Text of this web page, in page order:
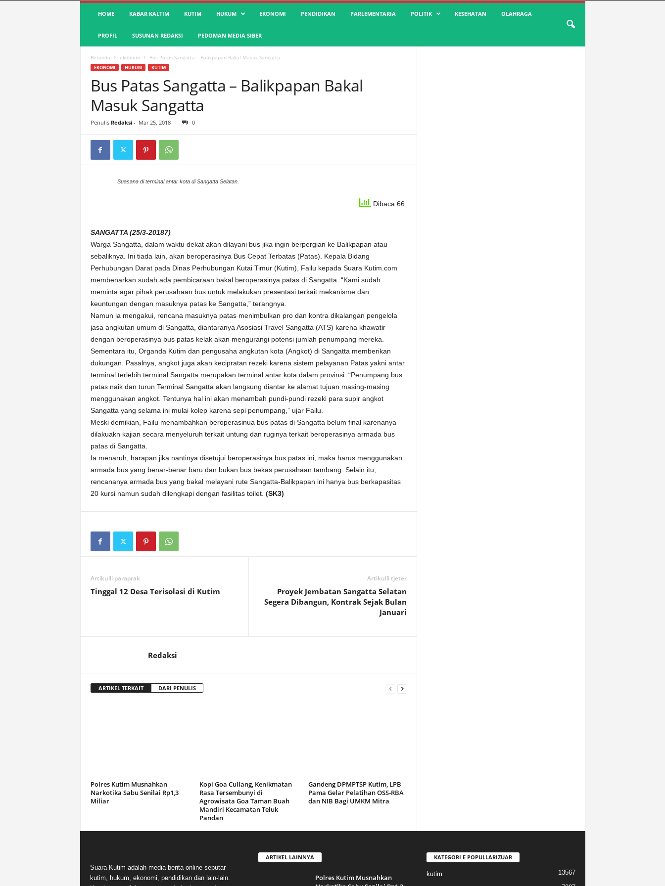
S
a
HOME KABAR KALTIM KUTIM HUKUM EKONOMI PENDIDIKAN PARLEMENTARIA POLITIK KESEHATAN OLAHRAGA
PROFIL SUSUNAN REDAKSI PEDOMAN MEDIA SIBER
Beranda ekonomi Bus Patas Sangatta – Balikpapan Bakal Masuk Sangatta
EKONOMI HUKUM KUTIM
Bus Patas Sangatta – Balikpapan Bakal
Masuk Sangatta
Penulis Redaksi- Mar 25, 2018 0
Suasana di terminal antar kota di Sangatta Selatan.
Dibaca 66
SANGATTA (25/3-20187)
Warga Sangatta, dalam waktu dekat akan dilayani bus jika ingin berpergian ke Balikpapan atau
sebaliknya. Ini tiada lain, akan beroperasinya Bus Cepat Terbatas (Patas). Kepala Bidang
Perhubungan Darat pada Dinas Perhubungan Kutai Timur (Kutim), Failu kepada Suara Kutim.com
membenarkan sudah ada pembicaraan bakal beroperasinya patas di Sangatta. “Kami sudah
meminta agar pihak perusahaan bus untuk melakukan presentasi terkait mekanisme dan
keuntungan dengan masuknya patas ke Sangatta,” terangnya.
Namun ia mengakui, rencana masuknya patas menimbulkan pro dan kontra dikalangan pengelola
jasa angkutan umum di Sangatta, diantaranya Asosiasi Travel Sangatta (ATS) karena khawatir
dengan beroperasinya bus patas kelak akan mengurangi potensi jumlah penumpang mereka.
Sementara itu, Organda Kutim dan pengusaha angkutan kota (Angkot) di Sangatta memberikan
dukungan. Pasalnya, angkot juga akan kecipratan rezeki karena sistem pelayanan Patas yakni antar
terminal terlebih terminal Sangatta merupakan terminal antar kota dalam provinsi. “Penumpang bus
patas naik dan turun Terminal Sangatta akan langsung diantar ke alamat tujuan masing-masing
menggunakan angkot. Tentunya hal ini akan menambah pundi-pundi rezeki para supir angkot
Sangatta yang selama ini mulai kolep karena sepi penumpang,” ujar Failu.
Meski demikian, Failu menambahkan beroperasinua bus patas di Sangatta belum final karenanya
dilakuakn kajian secara menyeluruh terkait untung dan ruginya terkait beroperasinya armada bus
patas di Sangatta.
Ia menaruh, harapan jika nantinya disetujui beroperasinya bus patas ini, maka harus menggunakan
armada bus yang benar-benar baru dan bukan bus bekas perusahaan tambang. Selain itu,
rencananya armada bus yang bakal melayani rute Sangatta-Balikpapan ini hanya bus berkapasitas
20 kursi namun sudah dilengkapi dengan fasilitas toilet. (SK3)
Artikulli paraprak
Tinggal 12 Desa Terisolasi di Kutim
Artikulli tjetër
Proyek Jembatan Sangatta Selatan
Segera Dibangun, Kontrak Sejak Bulan
Januari
Redaksi
ARTIKEL TERKAIT DARI PENULIS
Polres Kutim Musnahkan
Narkotika Sabu Senilai Rp1,3
Miliar
Kopi Goa Cullang, Kenikmatan
Rasa Tersembunyi di
Agrowisata Goa Taman Buah
Mandiri Kecamatan Teluk
Pandan
Gandeng DPMPTSP Kutim, LPB
Pama Gelar Pelatihan OSS-RBA
dan NIB Bagi UMKM Mitra
Suara Kutim adalah media berita online seputar
kutim, hukum, ekonomi, pendidikan dan lain-lain.
ARTIKEL LAINNYA
Polres Kutim Musnahkan
KATEGORI E POPULLARIZUAR
kutim 13567